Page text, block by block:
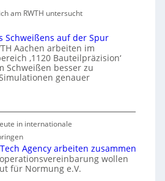
am RWTH untersucht
Schweißens auf der Spur
Aachen arbeiten im
‚1120 Bauteilpräzision‘
Schweißen besser zu
genauer
in internationale
Agency arbeiten zusammen
wollen
für Normung e.V.